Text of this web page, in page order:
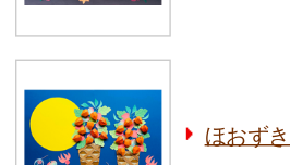
ほおずき